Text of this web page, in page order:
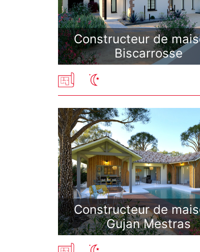
Constructeur de
Biscarrosse
Constructeur de
Gujan Mestras